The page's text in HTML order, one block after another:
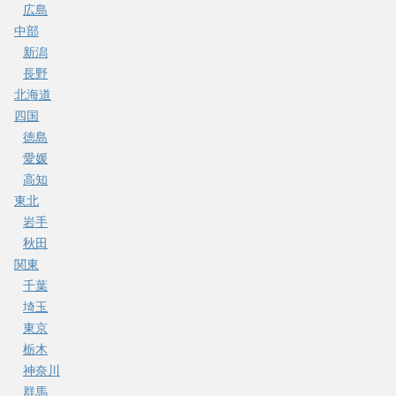
広島
中部
新潟
長野
北海道
四国
徳島
愛媛
高知
東北
岩手
秋田
関東
千葉
埼玉
東京
栃木
神奈川
群馬